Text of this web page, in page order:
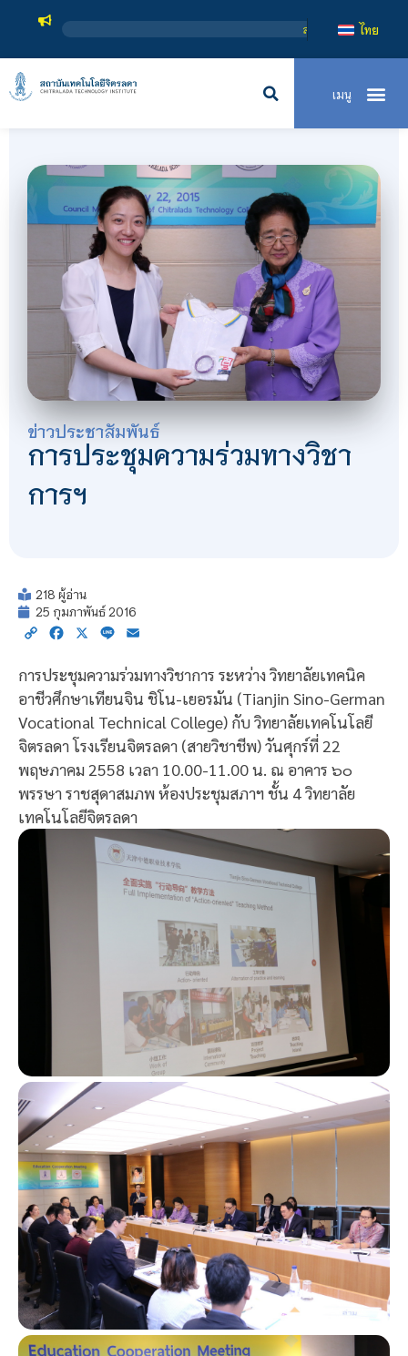
สถาบันเทคโนโลยีจิตรลดา เป็นสถาบันอุดมศึกษาในกำกับของรัฐ เปิดหลักสูต
ไทย
ข่าวประชาสัมพันธ์
การประชุมความร่วมทางวิชา
การฯ
218 ผู้อ่าน
25 กุมภาพันธ์ 2016
Copy Facebook
X Line
การประชุมความร่วมทางวิชาการ ระหว่าง วิทยาลัยเทคนิค
อาชีวศึกษาเทียนจิน ชิโน-เยอรมัน (Tianjin Sino-German
Vocational Technical College) กับ วิทยาลัยเทคโนโลยี
จิตรลดา โรงเรียนจิตรลดา (สายวิชาชีพ) วันศุกร์ที่ 22
พฤษภาคม 2558 เวลา 10.00-11.00 น. ณ อาคาร ๖๐
พรรษา ราชสุดาสมภพ ห้องประชุมสภาฯ ชั้น 4 วิทยาลัย
เทคโนโลยีจิตรลดา